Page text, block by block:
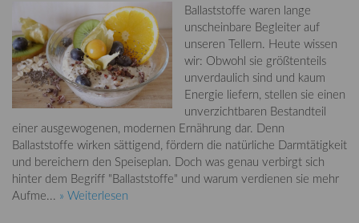
Ballaststoffe waren lange
unscheinbare Begleiter auf
unseren Tellern. Heute wissen
wir: Obwohl sie größtenteils
unverdaulich sind und kaum
Energie liefern, stellen sie einen
unverzichtbaren Bestandteil
einer ausgewogenen, modernen Ernährung dar. Denn
Ballaststoffe wirken sättigend, fördern die natürliche Darmtätigkeit
und bereichern den Speiseplan. Doch was genau verbirgt sich
hinter dem Begriff "Ballaststoffe" und warum verdienen sie mehr
Aufme... » Weiterlesen